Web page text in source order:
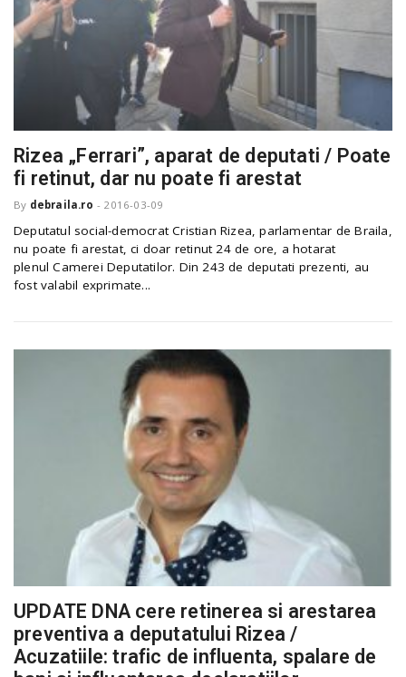
Rizea „Ferrari”, aparat de deputati / Poate
fi retinut, dar nu poate fi arestat
By debraila.ro - 2016-03-09
Deputatul social-democrat Cristian Rizea, parlamentar de Braila,
nu poate fi arestat, ci doar retinut 24 de ore, a hotarat
plenul Camerei Deputatilor. Din 243 de deputati prezenti, au
fost valabil exprimate...
UPDATE DNA cere retinerea si arestarea
preventiva a deputatului Rizea /
Acuzatiile: trafic de influenta, spalare de